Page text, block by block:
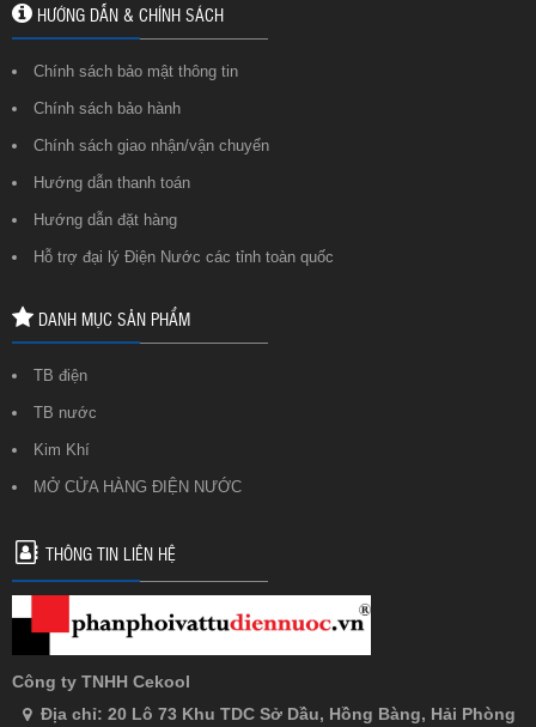
HƯỚNG DẪN & CHÍNH SÁCH
Chính sách bảo mật thông tin
Chính sách bảo hành
Chính sách giao nhận/vận chuyển
Hướng dẫn thanh toán
Hướng dẫn đặt hàng
Hỗ trợ đại lý Điện Nước các tỉnh toàn quốc
DANH MỤC SẢN PHẨM
TB điện
TB nước
Kim Khí
MỞ CỬA HÀNG ĐIỆN NƯỚC
THÔNG TIN LIÊN HỆ
Công ty TNHH Cekool
Địa chỉ: 20 Lô 73 Khu TDC Sở Dầu, Hồng Bàng, Hải Phòng